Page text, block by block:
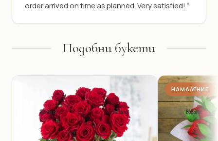
order arrived on time as planned. Very satisfied! “
Подобни букети
НАМАЛЕНИЕ